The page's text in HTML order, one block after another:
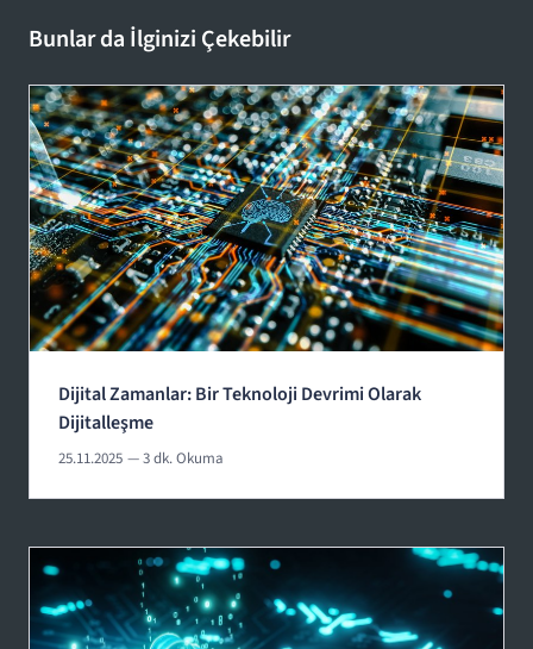
Bunlar da İlginizi Çekebilir
Dijital Zamanlar: Bir Teknoloji Devrimi Olarak
Dijitalleşme
25.11.2025 — 3 dk. Okuma